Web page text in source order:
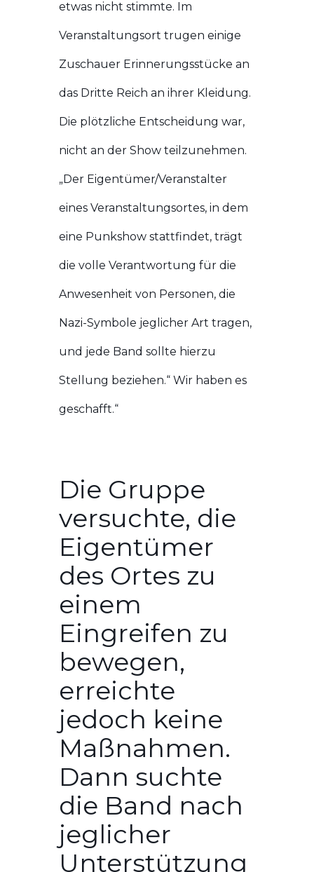
etwas nicht stimmte. Im
Veranstaltungsort trugen einige
Zuschauer Erinnerungsstücke an
das Dritte Reich an ihrer Kleidung.
Die plötzliche Entscheidung war,
nicht an der Show teilzunehmen.
„Der Eigentümer/Veranstalter
eines Veranstaltungsortes, in dem
eine Punkshow stattfindet, trägt
die volle Verantwortung für die
Anwesenheit von Personen, die
Nazi-Symbole jeglicher Art tragen,
und jede Band sollte hierzu
Stellung beziehen.“ Wir haben es
geschafft.“
Die Gruppe
versuchte, die
Eigentümer
des Ortes zu
einem
Eingreifen zu
bewegen,
erreichte
jedoch keine
Maßnahmen.
Dann suchte
die Band nach
jeglicher
Unterstützung